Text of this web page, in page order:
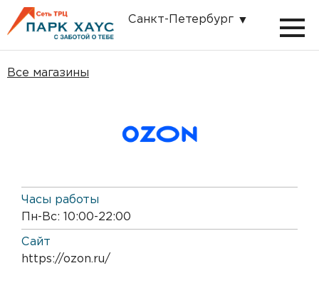
Санкт-Петербург
Все магазины
Часы работы
Пн-Вс: 10:00-22:00
Сайт
https://ozon.ru/